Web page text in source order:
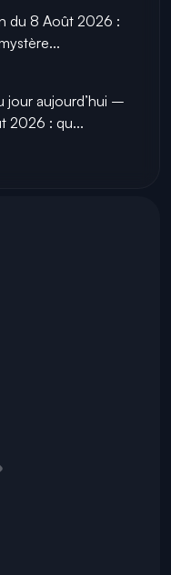
du 8 Août 2026 :
jour aujourd’hui –
2026 : qu...